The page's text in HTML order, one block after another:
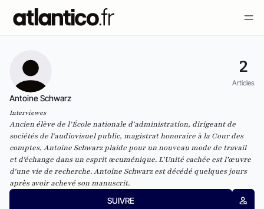
2
Articles
Antoine Schwarz
Interviewes
Ancien élève de l’École nationale d'administration, dirigeant de
sociétés de l'audiovisuel public, magistrat honoraire à la Cour des
comptes, Antoine Schwarz plaide pour un nouveau mode de travail
et d'échange dans un esprit œcuménique.L'Unité cachée est l’œuvre
d'une vie de recherche. Antoine Schwarz est décédé quelques jours
après avoir achevé son manuscrit.
SUIVRE